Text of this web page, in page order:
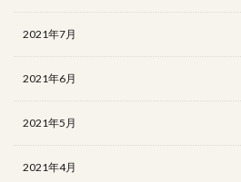
2021年7月
2021年6月
2021年5月
2021年4月